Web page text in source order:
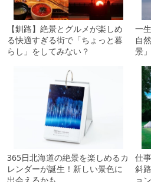
【釧路】絶景とグルメが楽しめ
る快適すぎる街で「ちょっと暮
らし」をしてみない？
一
自
景
365日北海道の絶景を楽しめるカ
レンダーが誕生！新しい景色に
出会えるかも
仕
斜
ョ